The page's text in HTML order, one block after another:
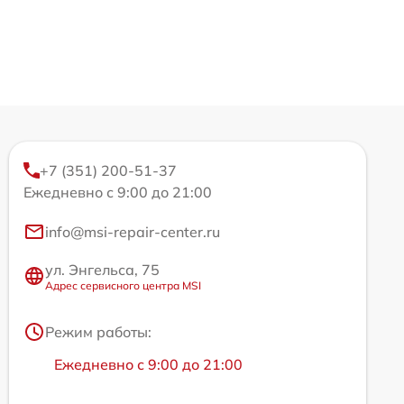
+7 (351) 200-51-37
Ежедневно с 9:00 до 21:00
info@msi-repair-center.ru
ул. Энгельса, 75
Адрес сервисного центра MSI
Режим работы:
Ежедневно с 9:00 до 21:00